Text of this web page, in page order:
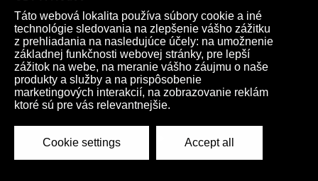
Kardio na každý týždeň:
Play